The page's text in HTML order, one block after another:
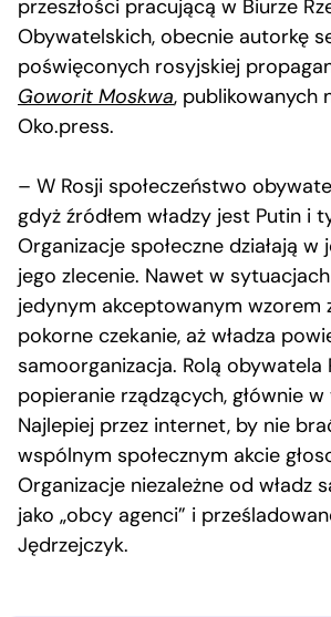
przeszłości pracującą w Biurze
Obywatelskich, obecnie autorkę
poświęconych rosyjskiej
Goworit Moskwa, publikowanych
Oko.press.
– W Rosji społeczeństwo
gdyż źródłem władzy jest Putin i
Organizacje społeczne działają w
jego zlecenie. Nawet w
jedynym akceptowanym wzorem
pokorne czekanie, aż władza
samoorganizacja. Rolą obywatela
popieranie rządzących, głównie
Najlepiej przez internet, by nie
wspólnym społecznym akcie
Organizacje niezależne od władz
jako „obcy agenci” i
Jędrzejczyk.